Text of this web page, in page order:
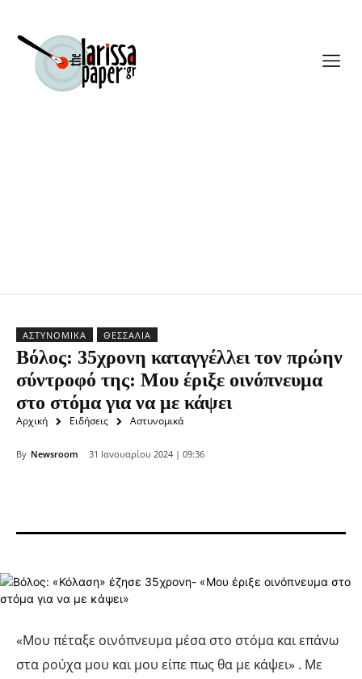
ΑΣΤΥΝΟΜΙΚΆ ΘΕΣΣΑΛΊΑ
Βόλος: 35χρονη καταγγέλλει τον πρώην
σύντροφό της: Μου έριξε οινόπνευμα
στο στόμα για να με κάψει
Αρχική Ειδήσεις Αστυνομικά
By Newsroom 31 Ιανουαρίου 2024 | 09:36
«Μου πέταξε οινόπνευμα μέσα στο στόμα και επάνω
στα ρούχα μου και μου είπε πως θα με κάψει» . Με